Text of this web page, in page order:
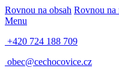
Rovnou na obsah Rovnou na
Menu
+420 724 188 709
obec@cechocovice.cz